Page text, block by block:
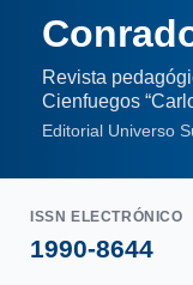
Revista
Cienfuegos
Editorial Universo
ISSN ELECTRÓNICO
1990-8644